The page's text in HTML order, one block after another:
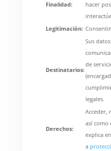
Finalidad:
hacer
Legitimación:
Destinatarios:
Sus
de
legales.
Derechos:
Acceder,
así como
explica
a